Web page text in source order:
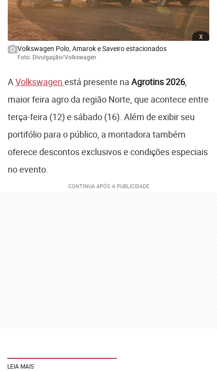
x
Volkswagen Polo, Amarok e Saveiro estacionados
Foto: Divulgação/Volkswagen
AVolkswagen está presente na Agrotins 2026,
maior feira agro da região Norte, que acontece entre
terça-feira (12) e sábado (16). Além de exibir seu
portifólio para o público, a montadora também
oferece descontos exclusivos e condições especiais
no evento.
LEIA MAIS